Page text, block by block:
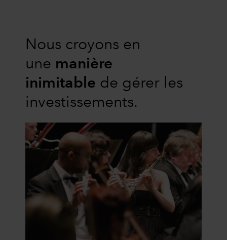
Nous croyons en
une manière
inimitable de gérer les
investissements.